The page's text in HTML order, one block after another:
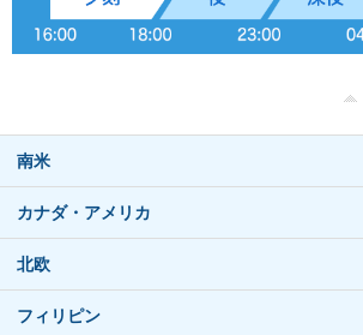
南米
カナダ・アメリカ
北欧
フィリピン